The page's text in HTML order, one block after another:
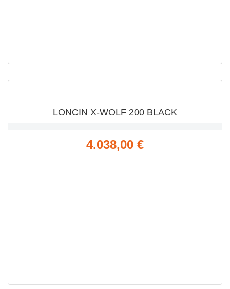
VISTA RÁPIDA
LONCIN X-WOLF 200 BLACK
Precio
4.038,00 €
VISTA RÁPIDA